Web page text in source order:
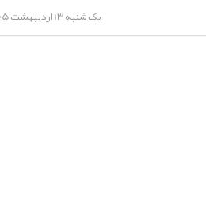
یک شنبه 13 اردیبهشت 1405